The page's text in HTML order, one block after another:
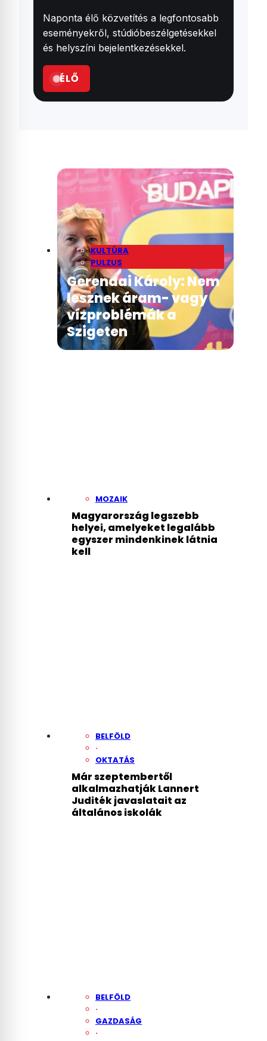
Naponta élő közvetítés a legfontosabb
eseményekről, stúdióbeszélgetésekkel
és helyszíni bejelentkezésekkel.
ÉLŐ
KULTÚRA
PULZUS
Gerendai Károly: Nem
lesznek áram- vagy
vízproblémák a
Szigeten
MOZAIK
Magyarország legszebb
helyei, amelyeket legalább
egyszer mindenkinek látnia
kell
BELFÖLD
·
OKTATÁS
Már szeptembertől
alkalmazhatják Lannert
Juditék javaslatait az
általános iskolák
BELFÖLD
·
GAZDASÁG
·